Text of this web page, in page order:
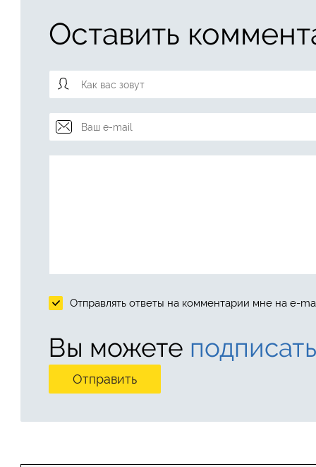
Оставить
Отправлять ответы на комментарии мне на e-
Вы можете